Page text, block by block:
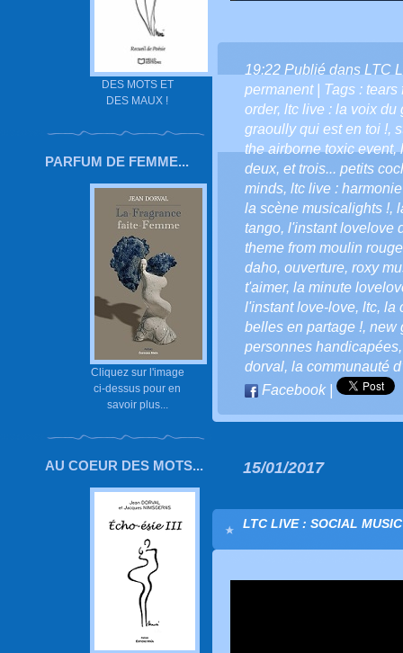
DES MOTS ET
DES MAUX !
PARFUM DE FEMME...
Cliquez sur l'image
ci-dessus pour en
savoir plus...
AU COEUR DES MOTS...
19:22 Publié dans LTC
permanent| Tags : tears
order, ltc live : la voix du
graoully qui est en toi !,
the airborne toxic event,
deux, et trois... petits
minds, ltc live :
la scène musicalights !,
tango, l'instant lovelove
theme from moulin rouge
daho, ouverture, roxy
t'aimer, la minute
l'instant love-love, ltc, la
belles en partage !, new
personnes handicapées
dorval, la communauté
Facebook|
15/01/2017
LTC LIVE : SOCIAL